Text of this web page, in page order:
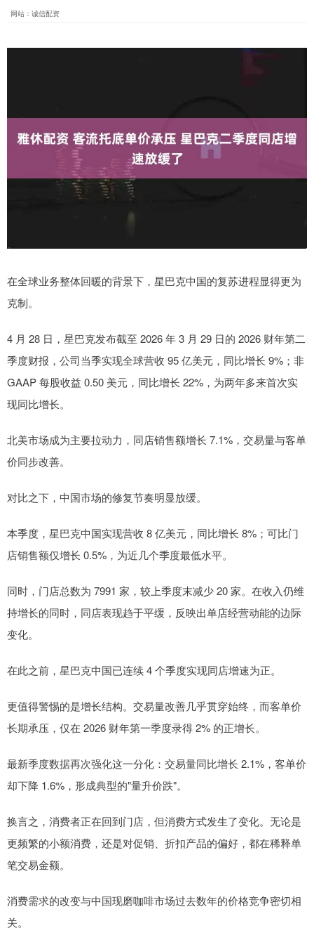
网站：诚信配资
在全球业务整体回暖的背景下，星巴克中国的复苏进程显得更为
克制。
4 月 28 日，星巴克发布截至 2026 年 3 月 29 日的 2026 财年第二
季度财报，公司当季实现全球营收 95 亿美元，同比增长 9%；非
GAAP 每股收益 0.50 美元，同比增长 22%，为两年多来首次实
现同比增长。
北美市场成为主要拉动力，同店销售额增长 7.1%，交易量与客单
价同步改善。
对比之下，中国市场的修复节奏明显放缓。
本季度，星巴克中国实现营收 8 亿美元，同比增长 8%；可比门
店销售额仅增长 0.5%，为近几个季度最低水平。
同时，门店总数为 7991 家，较上季度末减少 20 家。在收入仍维
持增长的同时，同店表现趋于平缓，反映出单店经营动能的边际
变化。
在此之前，星巴克中国已连续 4 个季度实现同店增速为正。
更值得警惕的是增长结构。交易量改善几乎贯穿始终，而客单价
长期承压，仅在 2026 财年第一季度录得 2% 的正增长。
最新季度数据再次强化这一分化：交易量同比增长 2.1%，客单价
却下降 1.6%，形成典型的"量升价跌"。
换言之，消费者正在回到门店，但消费方式发生了变化。无论是
更频繁的小额消费，还是对促销、折扣产品的偏好，都在稀释单
笔交易金额。
消费需求的改变与中国现磨咖啡市场过去数年的价格竞争密切相
关。